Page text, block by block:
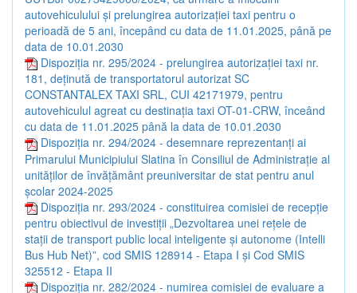
autovehiculului și prelungirea autorizației taxi pentru o
perioadă de 5 ani, începând cu data de 11.01.2025, până pe
data de 10.01.2030
Dispoziția nr. 295/2024 - prelungirea autorizației taxi nr.
181, deținută de transportatorul autorizat SC
CONSTANTALEX TAXI SRL, CUI 42171979, pentru
autovehiculul agreat cu destinația taxi OT-01-CRW, înceând
cu data de 11.01.2025 până la data de 10.01.2030
Dispoziția nr. 294/2024 - desemnare reprezentanți ai
Primarului Municipiului Slatina în Consiliul de Administrație al
unităților de învățământ preuniversitar de stat pentru anul
școlar 2024-2025
Dispoziția nr. 293/2024 - constituirea comisiei de recepție
pentru obiectivul de investiții „Dezvoltarea unei rețele de
stații de transport public local inteligente și autonome (Intelli
Bus Hub Net)”, cod SMIS 128914 - Etapa I și Cod SMIS
325512 - Etapa II
Dispoziția nr. 282/2024 - numirea comisiei de evaluare a